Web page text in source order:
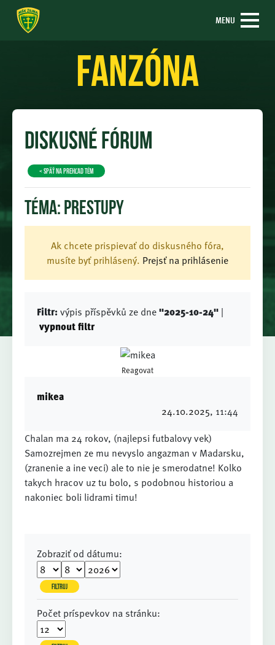
MENU
Fanzóna
Diskusné fórum
< späť na prehľad tém
Téma: Prestupy
Ak chcete prispievať do diskusného fóra,
musíte byť prihlásený. Prejsť na prihlásenie
Filtr: výpis příspěvků ze dne"2025-10-24" |
vypnout filtr
Reagovat
mikea
24.10.2025, 11:44
Chalan ma 24 rokov, (najlepsi futbalovy vek)
Samozrejmen ze mu nevyslo angazman v Madarsku,
(zranenie a ine veci) ale to nie je smerodatne! Kolko
takych hracov uz tu bolo, s podobnou historiou a
nakoniec boli lidrami timu!
Zobraziť od dátumu:
Počet príspevkov na stránku: